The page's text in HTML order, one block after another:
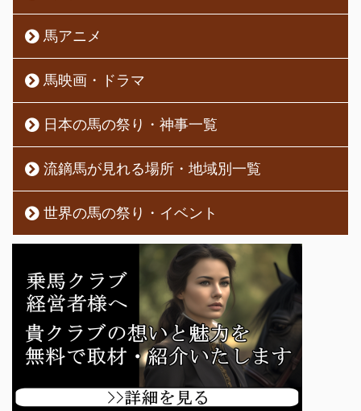
馬アニメ
馬映画・ドラマ
日本の馬の祭り・神事一覧
流鏑馬が見れる場所・地域別一覧
世界の馬の祭り・イベント